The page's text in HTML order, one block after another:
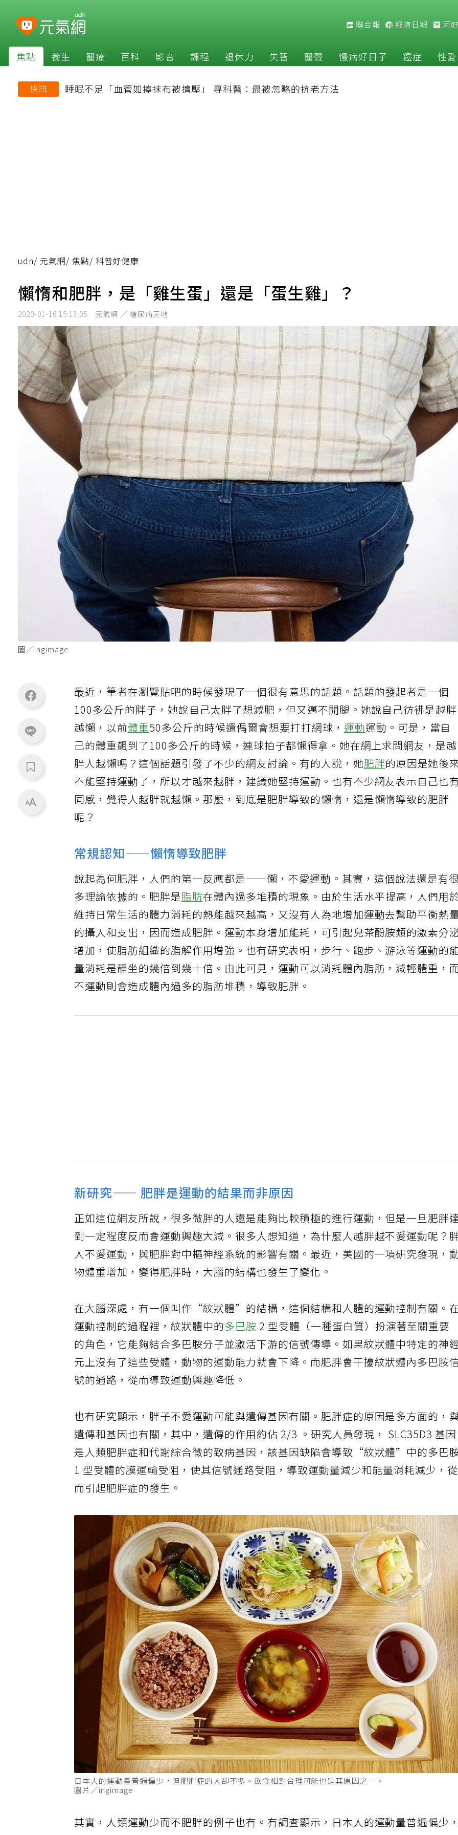
聯合報 經濟日報 河
焦點 養生 醫療 百科 影音 課程 退休力 失智 醫聲 慢病好日子 癌症 性愛
快訊 睡眠不足「血管如擰抹布被擠壓」 專科醫：最被忽略的抗老方法
udn/ 元氣網/ 焦點/ 科普好健康
懶惰和肥胖，是「雞生蛋」還是「蛋生雞」？
2020-01-16 15:13:05 元氣網 ／ 糖尿病天地
圖／ingimage
最近，筆者在瀏覽貼吧的時候發現了一個很有意思的話題。話題的發起者是一個
100多公斤的胖子，她說自己太胖了想減肥，但又邁不開腿。她說自己彷彿是越胖
越懶，以前體重50多公斤的時候還偶爾會想要打打網球，運動運動。可是，當自
己的體重飆到了100多公斤的時候，連球拍子都懶得拿。她在網上求問網友，是越
胖人越懶嗎？這個話題引發了不少的網友討論。有的人說，她肥胖的原因是她後
不能堅持運動了，所以才越來越胖，建議她堅持運動。也有不少網友表示自己也有
同感，覺得人越胖就越懶。那麼，到底是肥胖導致的懶惰，還是懶惰導致的肥胖
呢？
常規認知——懶惰導致肥胖
說起為何肥胖，人們的第一反應都是——懶，不愛運動。其實，這個說法還是有很
多理論依據的。肥胖是脂肪在體內過多堆積的現象。由於生活水平提高，人們用
維持日常生活的體力消耗的熱能越來越高，又沒有人為地增加運動去幫助平衡熱
的攝入和支出，因而造成肥胖。運動本身增加能耗，可引起兒茶酚胺類的激素分
增加，使脂肪組織的脂解作用增強。也有研究表明，步行、跑步、游泳等運動的
量消耗是靜坐的幾倍到幾十倍。由此可見，運動可以消耗體內脂肪，減輕體重，而
不運動則會造成體內過多的脂肪堆積，導致肥胖。
新研究—— 肥胖是運動的結果而非原因
正如這位網友所說，很多微胖的人還是能夠比較積極的進行運動，但是一旦肥胖
到一定程度反而會運動興趣大減。很多人想知道，為什麼人越胖越不愛運動呢？
人不愛運動，與肥胖對中樞神經系統的影響有關。最近，美國的一項研究發現，動
物體重增加，變得肥胖時，大腦的結構也發生了變化。
在大腦深處，有一個叫作“紋狀體”的結構，這個結構和人體的運動控制有關。
運動控制的過程裡，紋狀體中的多巴胺 2 型受體（一種蛋白質）扮演著至關重要
的角色，它能夠結合多巴胺分子並激活下游的信號傳導。如果紋狀體中特定的神
元上沒有了這些受體，動物的運動能力就會下降。而肥胖會干擾紋狀體內多巴胺信
號的通路，從而導致運動興趣降低。
也有研究顯示，胖子不愛運動可能與遺傳基因有關。肥胖症的原因是多方面的，
遺傳和基因也有關，其中，遺傳的作用約佔 2/3 。研究人員發現， SLC35D3 基因
是人類肥胖症和代謝綜合徵的致病基因，該基因缺陷會導致“紋狀體”中的多巴
1 型受體的膜運輸受阻，使其信號通路受阻，導致運動量減少和能量消耗減少，從
而引起肥胖症的發生。
日本人的運動量普遍偏少，但肥胖症的人卻不多。飲食相對合理可能也是其原因之一。
其實，人類運動少而不肥胖的例子也有。有調查顯示，日本人的運動量普遍偏少，